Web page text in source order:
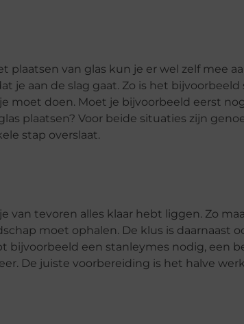
van glas kun je er wel zelf mee
je aan de slag gaat. Zo is het
moet doen. Moet je bijvoorbeeld eerst
plaatsen? Voor beide situaties zijn
stap overslaat.
van tevoren alles klaar hebt liggen. Zo
moet ophalen. De klus is daarnaast
bijvoorbeeld een stanleymes nodig, een
De juiste voorbereiding is het halve